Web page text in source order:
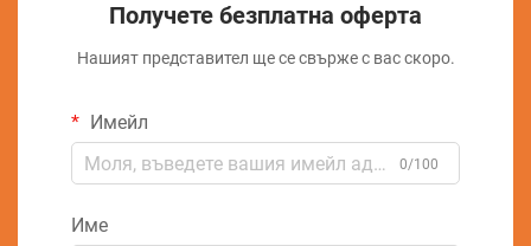
Получете безплатна оферта
Нашият представител ще се свърже с вас скоро.
Имейл
0/100
Име